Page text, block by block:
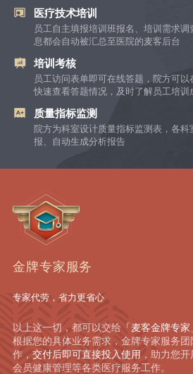
医疗技术培训
员工自主填报培训班报名、培训需求调
息都会自动被汇总至医院的麦客后台
培训考核
员工访问表单即可在线答题，院方可以
快速查看答题情况，及时了解员工培训
质量指标监测
院方为科室设计质量指标监测表，各科
报、自动生成分析报告
金牌专家服务
专家代劳，省力更省心
以上这一切，都可以交给「麦客金牌专家
根据您的具体业务需求，金牌专家服务
作， 交付后即可直接投入使用 ，助力您
会员健康管理等各类医疗服务工作。